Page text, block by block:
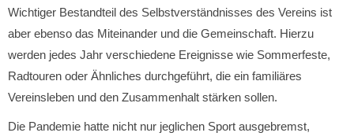
Wichtiger Bestandteil des Selbstverständnisses des Vereins ist
aber ebenso das Miteinander und die Gemeinschaft. Hierzu
werden jedes Jahr verschiedene Ereignisse wie Sommerfeste,
Radtouren oder Ähnliches durchgeführt, die ein familiäres
Vereinsleben und den Zusammenhalt stärken sollen.
Die Pandemie hatte nicht nur jeglichen Sport ausgebremst,